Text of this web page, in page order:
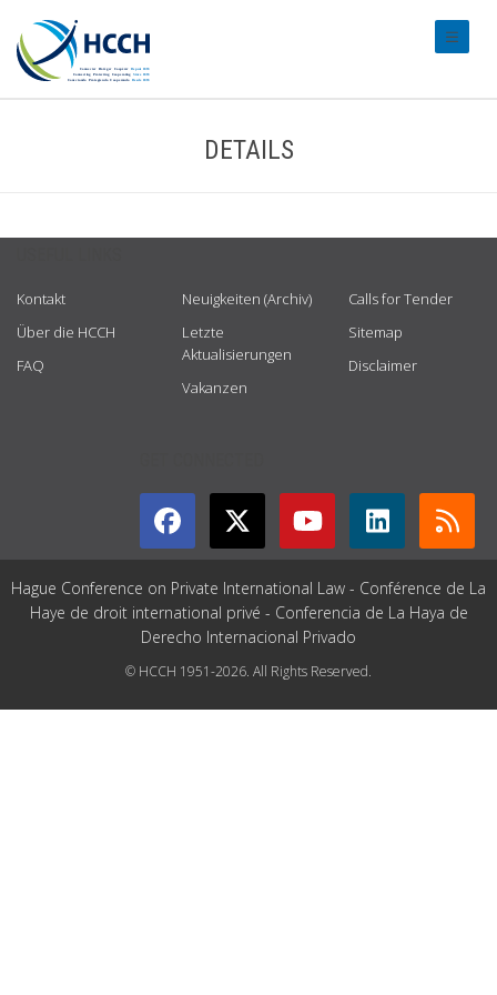
DETAILS
Kontakt
Über die HCCH
FAQ
Neuigkeiten (Archiv)
Letzte
Aktualisierungen
Vakanzen
Calls for Tender
Sitemap
Disclaimer
Hague Conference on Private International Law - Conférence de La
Haye de droit international privé - Conferencia de La Haya de
Derecho Internacional Privado
© HCCH 1951-2026. All Rights Reserved.